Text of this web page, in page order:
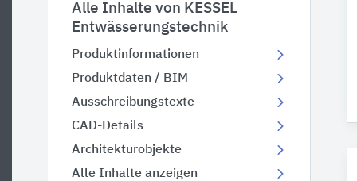
Alle Inhalte von KESSEL
Entwässerungstechnik
Produktinformationen
Produktdaten / BIM
Ausschreibungstexte
CAD-Details
Architekturobjekte
Alle Inhalte anzeigen